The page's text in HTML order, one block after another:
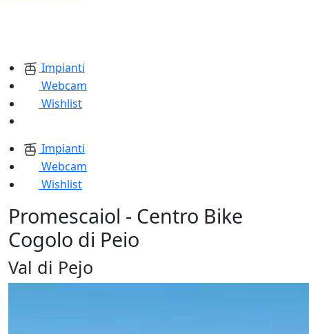
Impianti
Webcam
Wishlist
Impianti
Webcam
Wishlist
Promescaiol - Centro Bike
Cogolo di Peio
Val di Pejo